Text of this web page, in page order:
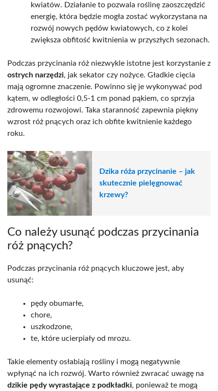
kwiatów. Działanie to pozwala roślinę zaoszczędzić
energię, która będzie mogła zostać wykorzystana na
rozwój nowych pędów kwiatowych, co z kolei
zwiększa obfitość kwitnienia w przyszłych sezonach.
Podczas przycinania róż niezwykle istotne jest korzystanie z
ostrych narzędzi, jak sekator czy nożyce. Gładkie cięcia
mają ogromne znaczenie. Powinno się je wykonywać pod
kątem, w odległości 0,5-1 cm ponad pąkiem, co sprzyja
zdrowemu rozwojowi. Taka staranność zapewnia piękny
wzrost róż pnących oraz ich obfite kwitnienie każdego
roku.
Dzika róża przycinanie – jak
skutecznie pielęgnować
krzewy?
Co należy usunąć podczas przycinania
róż pnących?
Podczas przycinania róż pnących kluczowe jest, aby
usunąć:
pędy obumarłe,
chore,
uszkodzone,
te, które ucierpiały od mrozu.
Takie elementy osłabiają rośliny i mogą negatywnie
wpłynąć na ich rozwój. Warto również zwracać uwagę na
dzikie pędy wyrastające z podkładki, ponieważ te mogą